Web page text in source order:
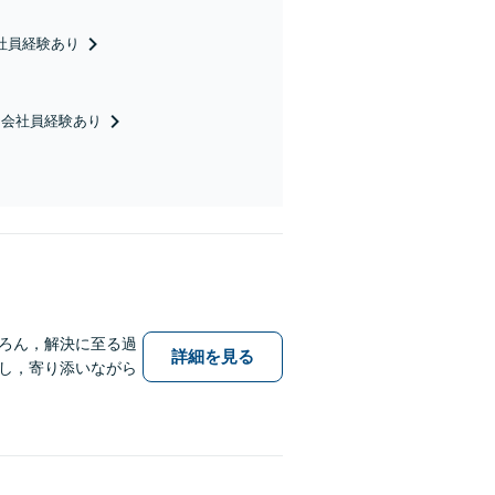
員経験あり
社員経験あり
ん，解決に至る過
，寄り添いながら
詳細を見る